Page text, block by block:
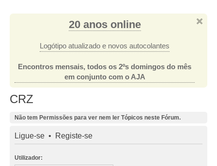
20 anos online
Logótipo atualizado e novos autocolantes
Encontros mensais, todos os 2ºs domingos do mês
em conjunto com o AJA
CRZ
Não tem Permissões para ver nem ler Tópicos neste Fórum.
Ligue-se • Registe-se
Utilizador: